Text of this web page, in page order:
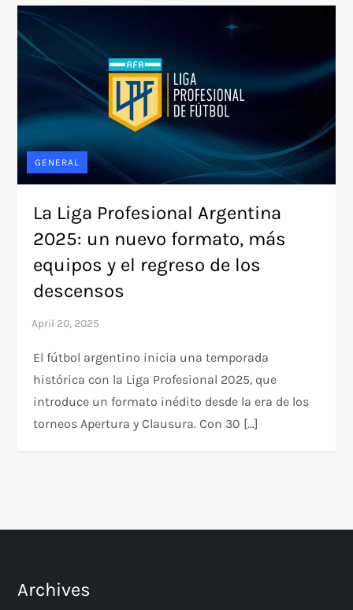
GENERAL
La Liga Profesional Argentina
2025: un nuevo formato, más
equipos y el regreso de los
descensos
El fútbol argentino inicia una temporada
histórica con la Liga Profesional 2025, que
introduce un formato inédito desde la era de los
torneos Apertura y Clausura. Con 30 […]
Archives